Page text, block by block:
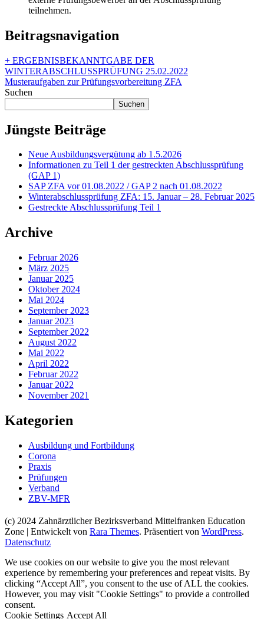
teilnehmen.
Beitragsnavigation
+ ERGEBNISBEKANNTGABE DER
WINTERABSCHLUSSPRÜFUNG 25.02.2022
Musteraufgaben zur Prüfungsvorbereitung ZFA
Suchen
Suchen
Jüngste Beiträge
Neue Ausbildungsvergütung ab 1.5.2026
Informationen zu Teil 1 der gestreckten Abschlussprüfung
(GAP 1)
SAP ZFA vor 01.08.2022 / GAP 2 nach 01.08.2022
Winterabschlussprüfung ZFA: 15. Januar – 28. Februar 2025
Gestreckte Abschlussprüfung Teil 1
Archive
Februar 2026
März 2025
Januar 2025
Oktober 2024
Mai 2024
September 2023
Januar 2023
September 2022
August 2022
Mai 2022
April 2022
Februar 2022
Januar 2022
November 2021
Kategorien
Ausbildung und Fortbildung
Corona
Praxis
Prüfungen
Verband
ZBV-MFR
(c) 2024 Zahnärztlicher Bezirksverband Mittelfranken Education
Zone | Entwickelt von Rara Themes. Präsentiert von WordPress.
Datenschutz
We use cookies on our website to give you the most relevant
experience by remembering your preferences and repeat visits. By
clicking “Accept All”, you consent to the use of ALL the cookies.
However, you may visit "Cookie Settings" to provide a controlled
consent.
Cookie Settings Accept All